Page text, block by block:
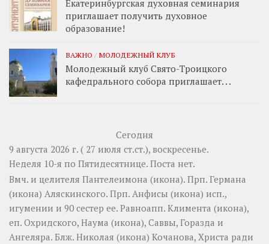
Екатеринбургская духовная семинария
приглашает получить духовное
образование!
ВАЖНО / МОЛОДЕЖНЫЙ КЛУБ
Молодежный клуб Свято-Троицкого
кафедрального собора приглашает. . .
Сегодня
9 августа 2026 г. ( 27 июля ст.ст.), воскресенье.
Неделя 10-я по Пятидесятнице. Поста нет.
Вмч. и целителя Пантелеимона (икона). Прп. Германа
(икона) Аляскинского. Прп. Анфисы (икона) исп.,
игумении и 90 сестер ее. Равноапп. Климента (икона),
еп. Охридского, Наума (икона), Саввы, Горазда и
Ангеляра. Блж. Николая (икона) Кочанова, Христа ради